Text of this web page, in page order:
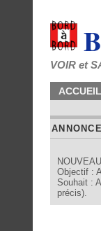
VOIR et
ACCUEIL
ANNONCE
Objectif :
Souhait :
précis).